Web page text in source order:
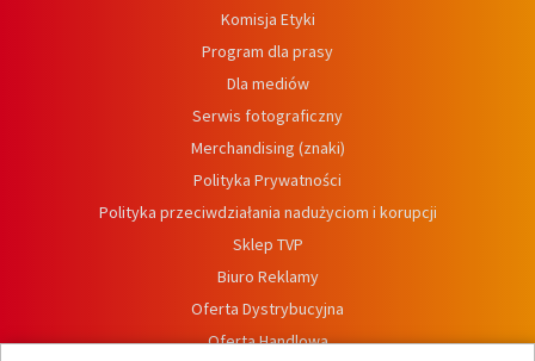
Komisja Etyki
Program dla prasy
Dla mediów
Serwis fotograficzny
Merchandising (znaki)
Polityka Prywatności
Polityka przeciwdziałania nadużyciom i korupcji
Sklep TVP
Biuro Reklamy
Oferta Dystrybucyjna
Oferta Handlowa